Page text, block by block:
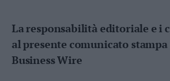
La responsabilità editoriale e i
al presente comunicato stampa
Business Wire